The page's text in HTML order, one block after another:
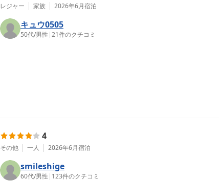
レジャー 家族 2026年6月宿泊
キュウ0505
50代/男性 |21件のクチコミ
4
その他 一人 2026年6月宿泊
smileshige
60代/男性 | 123件のクチコミ